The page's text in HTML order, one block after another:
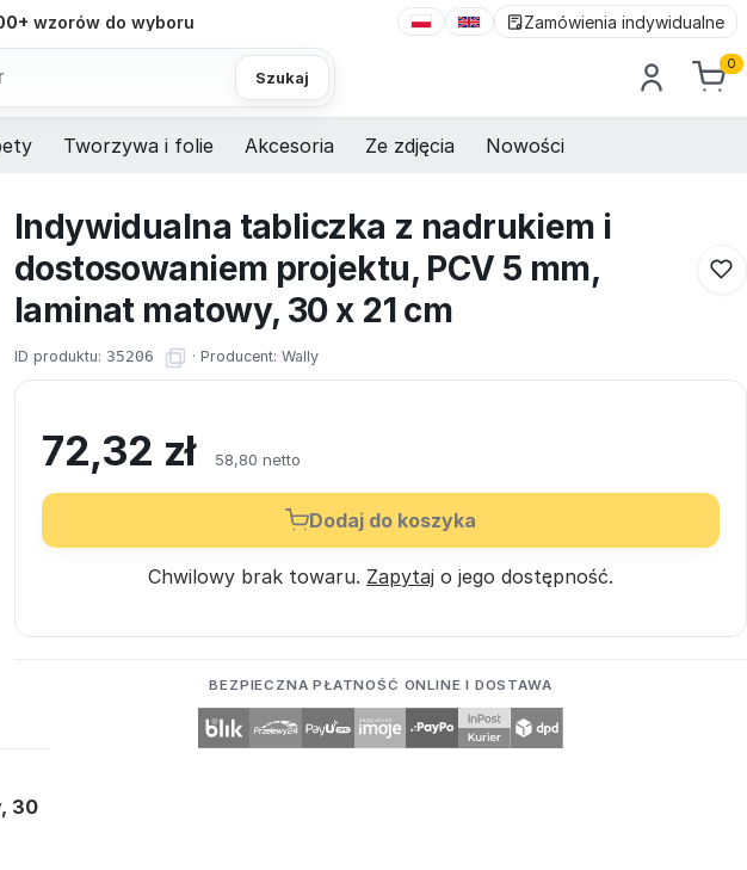
wzorów do wyboru
dostaw na czas Zamówienia indywidualne
Szukaj
0
Tworzywa i folie Akcesoria Ze zdjęcia Nowości
Indywidualna tabliczka z nadrukiem i
dostosowaniem projektu, PCV 5 mm,
laminat matowy, 30 x 21 cm
ID produktu: 35206 · Producent: Wally
72,32 zł 58,80 netto
Dodaj do koszyka
Chwilowy brak towaru. Zapytaj o jego dostępność.
BEZPIECZNA PŁATNOŚĆ ONLINE I DOSTAWA
30